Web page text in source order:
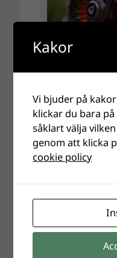
Kakor
Vi bjuder på
klickar du bara
såklart välja
genom att klicka
cookie policy